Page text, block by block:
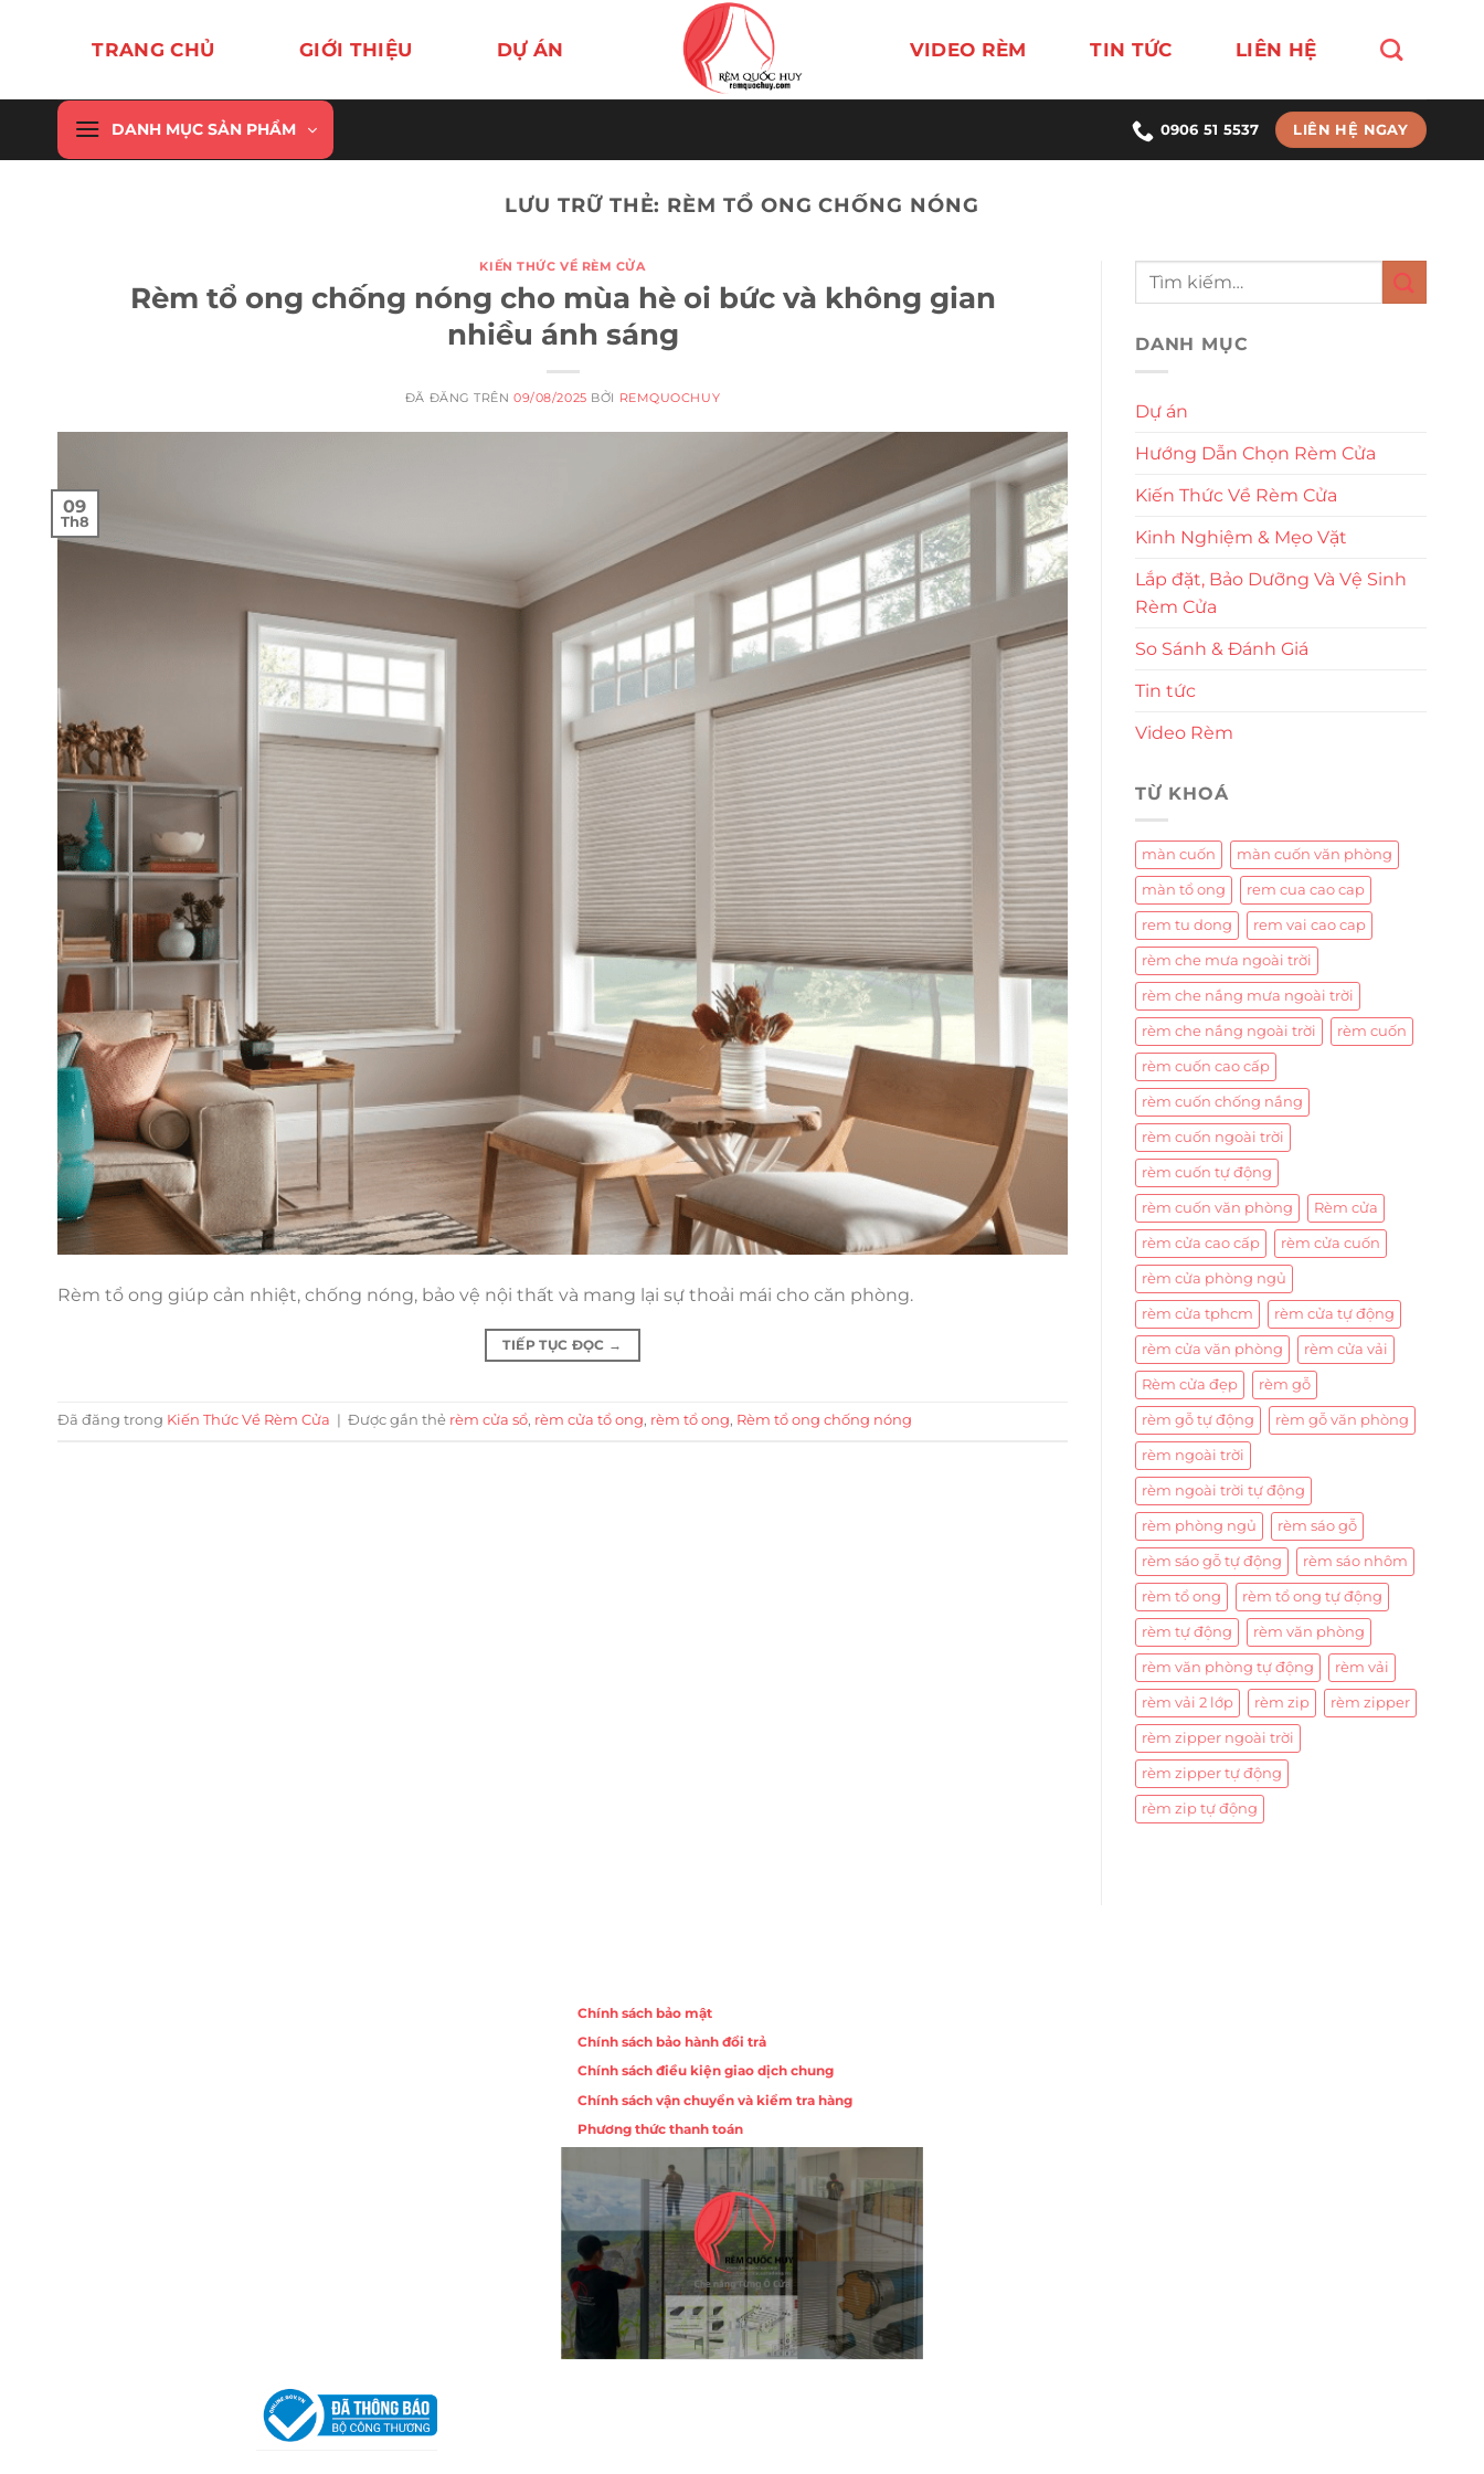
dung
TRANG CHỦ GIỚI THIỆU DỰ ÁN VIDEO RÈM TIN TỨC LIÊN HỆ
DANH MỤC SẢN PHẨM 0906 51 5537 LIÊN HỆ NGAY
LƯU TRỮ THẺ: RÈM TỔ ONG CHỐNG NÓNG
KIẾN THỨC VỀ RÈM CỬA
Rèm tổ ong chống nóng cho mùa hè oi bức và không gian
nhiều ánh sáng
ĐÃ ĐĂNG TRÊN09/08/2025 BỞI REMQUOCHUY
09
Th8
Rèm tổ ong giúp cản nhiệt, chống nóng, bảo vệ nội thất và mang lại sự thoải mái cho căn phòng.
TIẾP TỤC ĐỌC →
Đã đăng trong Kiến Thức Về Rèm Cửa | Được gắn thẻ rèm cửa sổ, rèm cửa tổ ong, rèm tổ ong, Rèm tổ ong chống nóng
DANH MỤC
Dự án
Hướng Dẫn Chọn Rèm Cửa
Kiến Thức Về Rèm Cửa
Kinh Nghiệm & Mẹo Vặt
Lắp đặt, Bảo Dưỡng Và Vệ Sinh
Rèm Cửa
So Sánh & Đánh Giá
Tin tức
Video Rèm
TỪ KHOÁ
màn cuốn màn cuốn văn phòng
màn tổ ong rem cua cao cap
rem tu dong rem vai cao cap
rèm che mưa ngoài trời
rèm che nắng mưa ngoài trời
rèm che nắng ngoài trời rèm cuốn
rèm cuốn cao cấp
rèm cuốn chống nắng
rèm cuốn ngoài trời
rèm cuốn tự động
rèm cuốn văn phòng Rèm cửa
rèm cửa cao cấp rèm cửa cuốn
rèm cửa phòng ngủ
rèm cửa tphcm rèm cửa tự động
rèm cửa văn phòng rèm cửa vải
Rèm cửa đẹp rèm gỗ
rèm gỗ tự động rèm gỗ văn phòng
rèm ngoài trời
rèm ngoài trời tự động
rèm phòng ngủ rèm sáo gỗ
rèm sáo gỗ tự động rèm sáo nhôm
rèm tổ ong rèm tổ ong tự động
rèm tự động rèm văn phòng
rèm văn phòng tự động rèm vải
rèm vải 2 lớp rèm zip rèm zipper
rèm zipper ngoài trời
rèm zipper tự động
rèm zip tự động
Chính sách bảo mật
Chính sách bảo hành đổi trả
Chính sách điều kiện giao dịch chung
Chính sách vận chuyển và kiểm tra hàng
Phương thức thanh toán